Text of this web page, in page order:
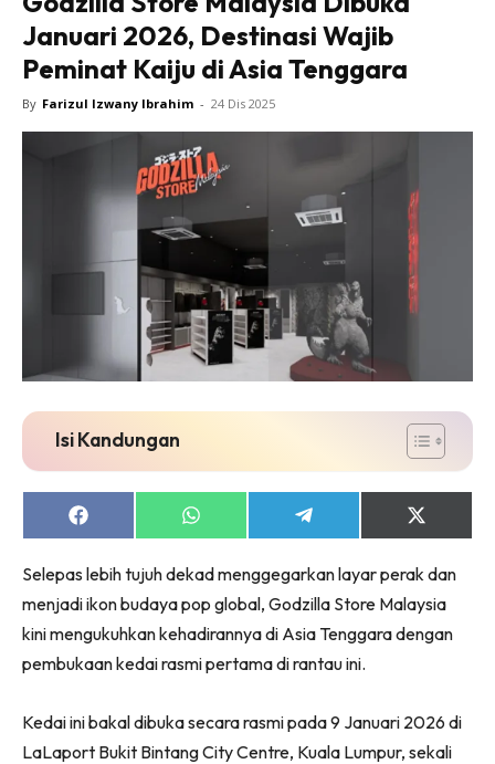
Januari 2026, Destinasi Wajib
Peminat Kaiju di Asia Tenggara
By Farizul Izwany Ibrahim - 24 Dis 2025
Isi Kandungan
Share
on
Share
on
Share
on
Share
on
(Twitter)
Selepas lebih tujuh dekad menggegarkan layar perak dan
menjadi ikon budaya pop global, Godzilla Store Malaysia
kini mengukuhkan kehadirannya di Asia Tenggara dengan
pembukaan kedai rasmi pertama di rantau ini.
Kedai ini bakal dibuka secara rasmi pada 9 Januari 2026 di
LaLaport Bukit Bintang City Centre, Kuala Lumpur, sekali